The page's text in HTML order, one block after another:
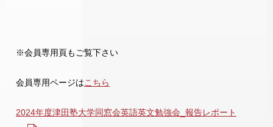
※会員専用頁もご覧下さい
会員専用ページはこちら
2024年度津田塾大学同窓会英語英文勉強会_報告レポート